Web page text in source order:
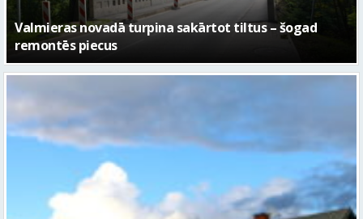
No pagaidu teātra līdz laikmetīgās kultūras centram
– kā attīstīsies “Kurtuve”